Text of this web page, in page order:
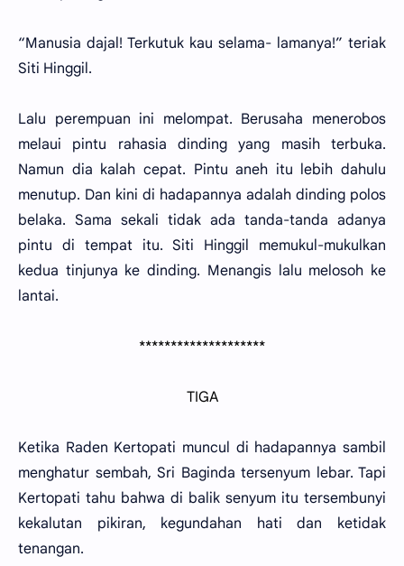
“Manusia dajal! Terkutuk kau selama- lamanya!” teriak
Siti Hinggil.
Lalu perempuan ini melompat. Berusaha menerobos
melaui pintu rahasia dinding yang masih terbuka.
Namun dia kalah cepat. Pintu aneh itu lebih dahulu
menutup. Dan kini di hadapannya adalah dinding polos
belaka. Sama sekali tidak ada tanda-tanda adanya
pintu di tempat itu. Siti Hinggil memukul-mukulkan
kedua tinjunya ke dinding. Menangis lalu melosoh ke
lantai.
********************
TIGA
Ketika Raden Kertopati muncul di hadapannya sambil
menghatur sembah, Sri Baginda tersenyum lebar. Tapi
Kertopati tahu bahwa di balik senyum itu tersembunyi
kekalutan pikiran, kegundahan hati dan ketidak
tenangan.